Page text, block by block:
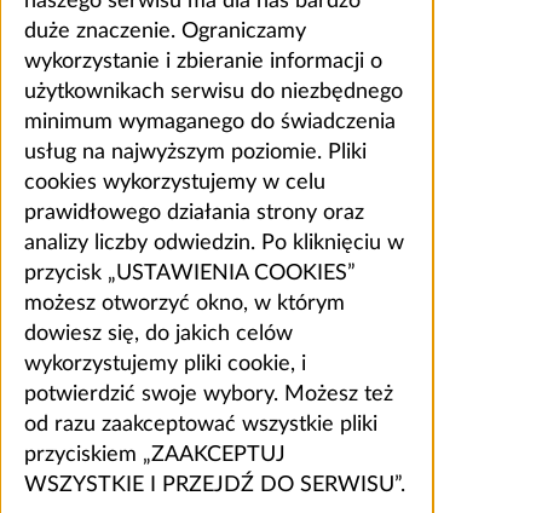
duże znaczenie. Ograniczamy
wykorzystanie i zbieranie informacji o
użytkownikach serwisu do niezbędnego
minimum wymaganego do świadczenia
usług na najwyższym poziomie. Pliki
cookies wykorzystujemy w celu
prawidłowego działania strony oraz
analizy liczby odwiedzin. Po kliknięciu w
przycisk „USTAWIENIA COOKIES”
możesz otworzyć okno, w którym
dowiesz się, do jakich celów
wykorzystujemy pliki cookie, i
potwierdzić swoje wybory. Możesz też
od razu zaakceptować wszystkie pliki
przyciskiem „ZAAKCEPTUJ
WSZYSTKIE I PRZEJDŹ DO SERWISU”.